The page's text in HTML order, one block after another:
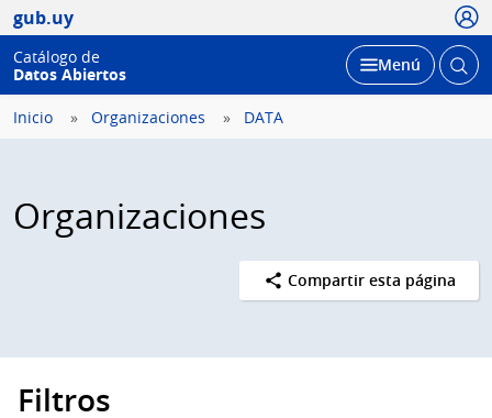
gub.uy
Catálogo de
Datos Abiertos
Desplegar
Menú Abrir
Inicio Organizaciones DATA
Organizaciones
Compartir esta página
Filtros